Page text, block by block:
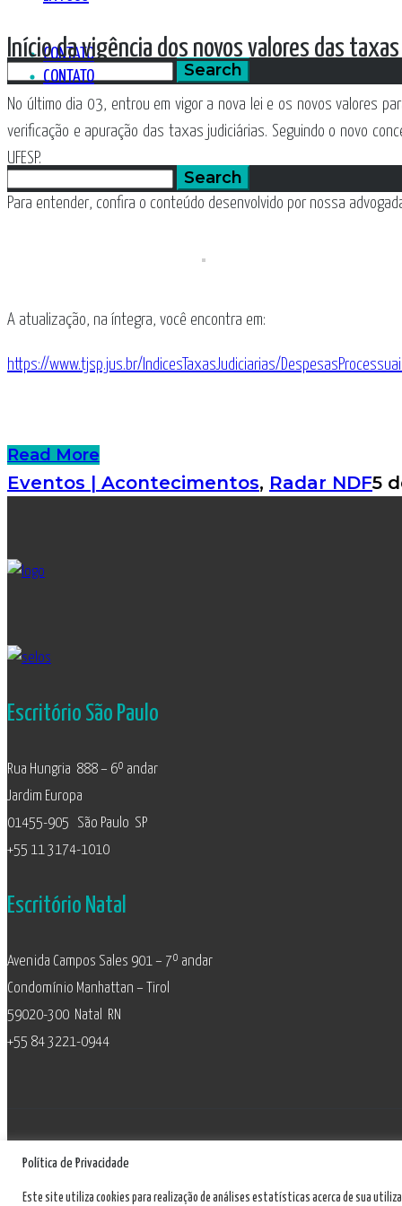
CONTATO
CONTATO
Início da vigência dos novos valores das
No último dia 03, entrou em vigor a nova lei e os novos valores
verificação e apuração das taxas judiciárias. Seguindo o novo
UFESP.
Para entender, confira o conteúdo desenvolvido por nossa
A atualização, na íntegra, você encontra em:
https://www.tjsp.jus.br/IndicesTaxasJudiciarias/
Read More
Eventos | Acontecimentos, Radar NDF5
Escritório São Paulo
Rua Hungria 888 – 6º andar
Jardim Europa
01455-905 São Paulo SP
+55 11 3174-1010
Escritório Natal
Avenida Campos Sales 901 – 7º andar
Condomínio Manhattan – Tirol
59020-300 Natal RN
+55 84 3221-0944
Política de Privacidade
Este site utiliza cookies para realização de análises estatísticas acerca de sua